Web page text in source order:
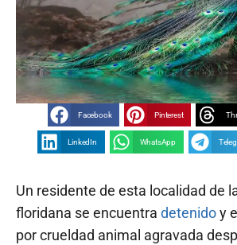
Facebook Pinterest
LinkedIn WhatsApp
Un residente de esta localidad de
floridana se encuentra detenidoy
por crueldad animal agravada